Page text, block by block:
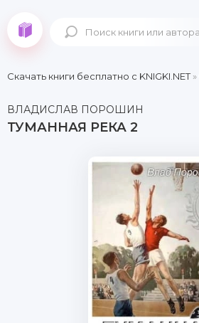
Скачать книги бесплатно c KNIGKI.NET»
ВЛАДИСЛАВ ПОРОШИН
ТУМАННАЯ РЕКА 2